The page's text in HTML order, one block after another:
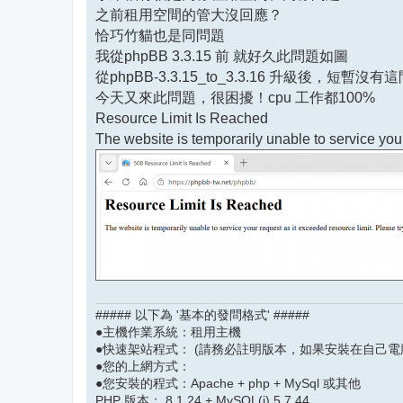
之前租用空間的管大沒回應？
恰巧竹貓也是同問題
我從phpBB 3.3.15 前 就好久此問題如圖
從phpBB-3.3.15_to_3.3.16 升級後，短暫沒有這
今天又來此問題，很困擾！cpu 工作都100%
Resource Limit Is Reached
The website is temporarily unable to service
##### 以下為 '基本的發問格式' #####
●主機作業系統：租用主機
●快速架站程式： (請務必註明版本，如果安裝在自己
●您的上網方式：
●您安裝的程式：Apache + php + MySql 或其他